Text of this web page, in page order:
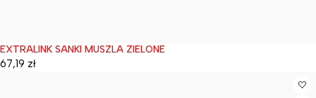
Wyprzedane
EXTRALINK SANKI MUSZLA ZIELONE
67,19 zł